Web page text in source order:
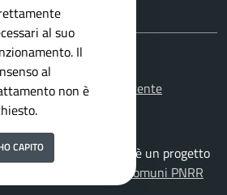
trasparente
di Carmagnola è un progetto
Soluzione Comuni PNRR
al suo
Il
al
non è
CAPITO